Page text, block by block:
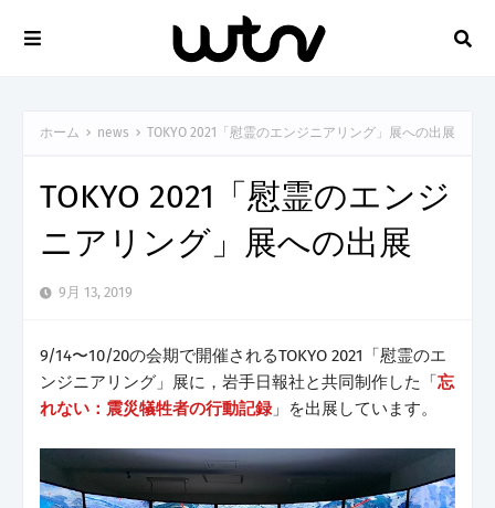
ホーム news TOKYO 2021「慰霊のエンジニアリング」展への出展
TOKYO 2021「慰霊のエンジ
ニアリング」展への出展
9月 13, 2019
9/14〜10/20の会期で開催されるTOKYO 2021「慰霊のエ
ンジニアリング」展に，岩手日報社と共同制作した「忘
れない：震災犠牲者の行動記録」を出展しています。